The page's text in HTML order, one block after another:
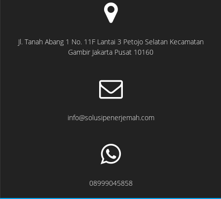
Jl. Tanah Abang 1 No. 11F Lantai 3 Petojo Selatan Kecamatan
Gambir Jakarta Pusat 10160
info@solusipenerjemah.com
08999045858